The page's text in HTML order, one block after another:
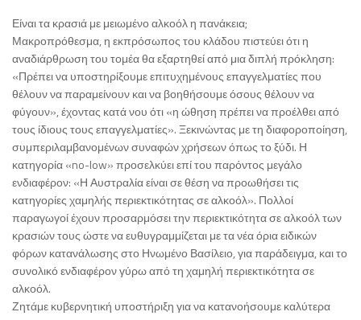
Είναι τα κρασιά με μειωμένο αλκοόλ η πανάκεια;
Μακροπρόθεσμα, η εκπρόσωπος του κλάδου πιστεύει ότι η
αναδιάρθρωση του τομέα θα εξαρτηθεί από μια διπλή πρόκληση:
«Πρέπει να υποστηρίξουμε επιτυχημένους επαγγελματίες που
θέλουν να παραμείνουν και να βοηθήσουμε όσους θέλουν να
φύγουν», έχοντας κατά νου ότι «η ώθηση πρέπει να προέλθει από
τους ίδιους τους επαγγελματίες». Ξεκινώντας με τη διαφοροποίηση,
συμπεριλαμβανομένων συναφών χρήσεων όπως το ξύδι. Η
κατηγορία «no-low» προσελκύει επί του παρόντος μεγάλο
ενδιαφέρον: «Η Αυστραλία είναι σε θέση να προωθήσει τις
κατηγορίες χαμηλής περιεκτικότητας σε αλκοόλ». Πολλοί
παραγωγοί έχουν προσαρμόσει την περιεκτικότητα σε αλκοόλ των
κρασιών τους ώστε να ευθυγραμμίζεται με τα νέα όρια ειδικών
φόρων κατανάλωσης στο Ηνωμένο Βασίλειο, για παράδειγμα, και το
συνολικό ενδιαφέρον γύρω από τη χαμηλή περιεκτικότητα σε
αλκοόλ.
Ζητάμε κυβερνητική υποστήριξη για να κατανοήσουμε καλύτερα